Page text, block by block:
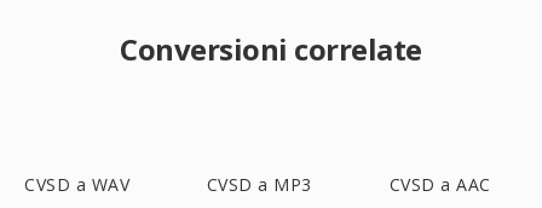
Conversioni correlate
CVSD a WAV CVSD a MP3 CVSD a AAC